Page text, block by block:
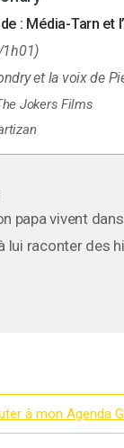
: Média-Tarn et
1h01)
et la voix de
Jokers Films
papa vivent
lui raconter des
à mon Agenda